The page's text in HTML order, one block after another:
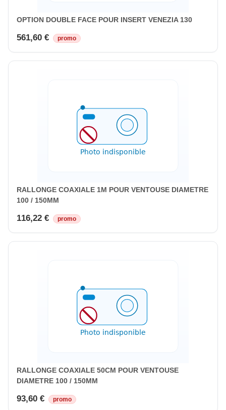
OPTION DOUBLE FACE POUR INSERT VENEZIA 130
561,60 € promo
RALLONGE COAXIALE 1M POUR VENTOUSE DIAMETRE
100 / 150MM
116,22 € promo
RALLONGE COAXIALE 50CM POUR VENTOUSE
DIAMETRE 100 / 150MM
93,60 € promo